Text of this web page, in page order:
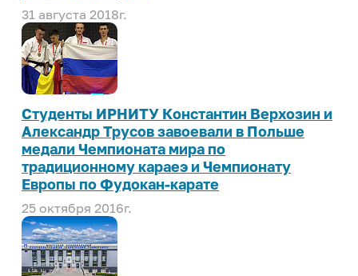
31 августа 2018г.
Студенты ИРНИТУ Константин Верхозин и
Александр Трусов завоевали в Польше
медали Чемпионата мира по
традиционному караеэ и Чемпионату
Европы по Фудокан-карате
25 октября 2016г.